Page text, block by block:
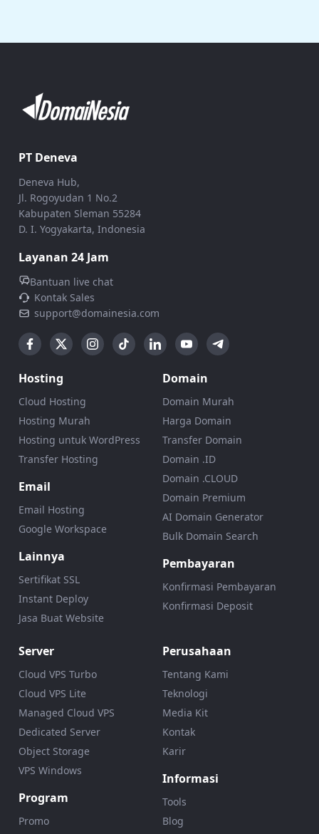
PT Deneva
Deneva Hub,
Jl. Rogoyudan 1 No.2
Kabupaten Sleman 55284
D. I. Yogyakarta, Indonesia
Layanan 24 Jam
Bantuan live chat
Kontak Sales
support@domainesia.com
Hosting
Cloud Hosting
Hosting Murah
Hosting untuk WordPress
Transfer Hosting
Email
Email Hosting
Google Workspace
Lainnya
Sertifikat SSL
Instant Deploy
Jasa Buat Website
Domain
Domain Murah
Harga Domain
Transfer Domain
Domain .ID
Domain .CLOUD
Domain Premium
AI Domain Generator
Bulk Domain Search
Pembayaran
Konfirmasi Pembayaran
Konfirmasi Deposit
Server
Cloud VPS Turbo
Cloud VPS Lite
Managed Cloud VPS
Dedicated Server
Object Storage
VPS Windows
Program
Promo
Perusahaan
Tentang Kami
Teknologi
Media Kit
Kontak
Karir
Informasi
Tools
Blog